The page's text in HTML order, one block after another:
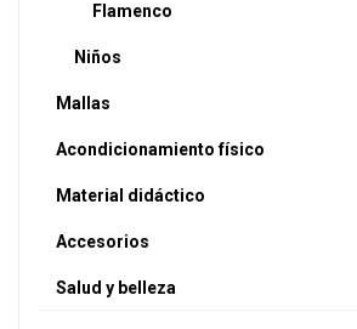
Flamenco
Niños
Mallas
Acondicionamiento físico
Material didáctico
Accesorios
Salud y belleza